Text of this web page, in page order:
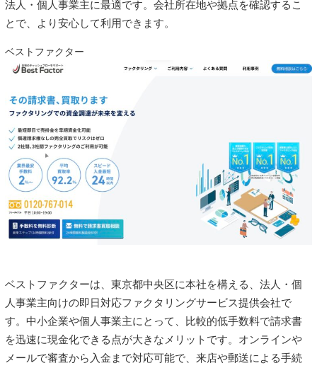
法人・個人事業主に最適です。会社所在地や拠点を確認するこ
とで、より安心して利用できます。
ベストファクター
ベストファクターは、東京都中央区に本社を構える、法人・個
人事業主向けの即日対応ファクタリングサービス提供会社で
す。中小企業や個人事業主にとって、比較的低手数料で請求書
を迅速に現金化できる点が大きなメリットです。オンラインや
メールで審査から入金まで対応可能で、来店や郵送による手続